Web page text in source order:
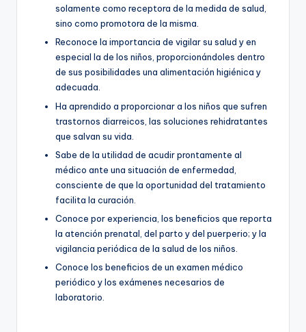
solamente como receptora de la medida de salud,
sino como promotora de la misma.
Reconoce la importancia de vigilar su salud y en
especial la de los niños, proporcionándoles dentro
de sus posibilidades una alimentación higiénica y
adecuada.
Ha aprendido a proporcionar a los niños que sufren
trastornos diarreicos, las soluciones rehidratantes
que salvan su vida.
Sabe de la utilidad de acudir prontamente al
médico ante una situación de enfermedad,
consciente de que la oportunidad del tratamiento
facilita la curación.
Conoce por experiencia, los beneficios que reporta
la atención prenatal, del parto y del puerperio; y la
vigilancia periódica de la salud de los niños.
Conoce los beneficios de un examen médico
periódico y los exámenes necesarios de
laboratorio.